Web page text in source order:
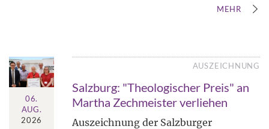
MEHR
06.
AUG.
2026
AUSZEICHNUNG
Salzburg: "Theologischer Preis" an
Martha Zechmeister verliehen
Auszeichnung der Salzburger